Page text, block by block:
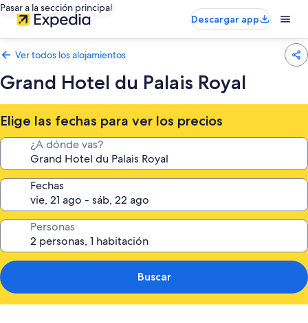
Pasar a la sección principal
Descargar app
Ver todos los alojamientos
Grand Hotel du Palais Royal
Elige las fechas para ver los precios
¿A dónde vas?
Fechas
Personas
Buscar